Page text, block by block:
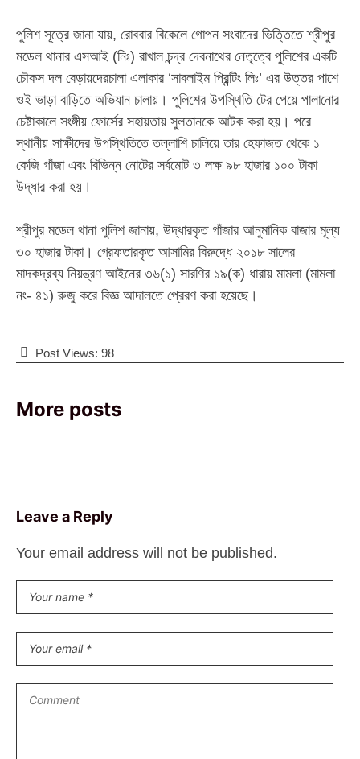
‎​পুলিশ সূত্রে জানা যায়, রোববার বিকেলে গোপন সংবাদের ভিত্তিতে শ্রীপুর
মডেল থানার এসআই (নিঃ) রাখাল চন্দ্র দেবনাথের নেতৃত্বে পুলিশের একটি
চৌকস দল বেড়ায়দেরচালা এলাকার ‘সাবলাইম প্রিন্টিং লিঃ’ এর উত্তর পাশে
ওই ভাড়া বাড়িতে অভিযান চালায়। পুলিশের উপস্থিতি টের পেয়ে পালানোর
চেষ্টাকালে সংঙ্গীয় ফোর্সের সহায়তায় সুলতানকে আটক করা হয়। পরে
স্থানীয় সাক্ষীদের উপস্থিতিতে তল্লাশি চালিয়ে তার হেফাজত থেকে ১
কেজি গাঁজা এবং বিভিন্ন নোটের সর্বমোট ৩ লক্ষ ৯৮ হাজার ১০০ টাকা
উদ্ধার করা হয়।
‎​শ্রীপুর মডেল থানা পুলিশ জানায়, উদ্ধারকৃত গাঁজার আনুমানিক বাজার মূল্য
৩০ হাজার টাকা। গ্রেফতারকৃত আসামির বিরুদ্ধে ২০১৮ সালের
মাদকদ্রব্য নিয়ন্ত্রণ আইনের ৩৬(১) সারণির ১৯(ক) ধারায় মামলা (মামলা
নং- ৪১) রুজু করে বিজ্ঞ আদালতে প্রেরণ করা হয়েছে।
Post Views: 98
More posts
Leave a Reply
Your email address will not be published.